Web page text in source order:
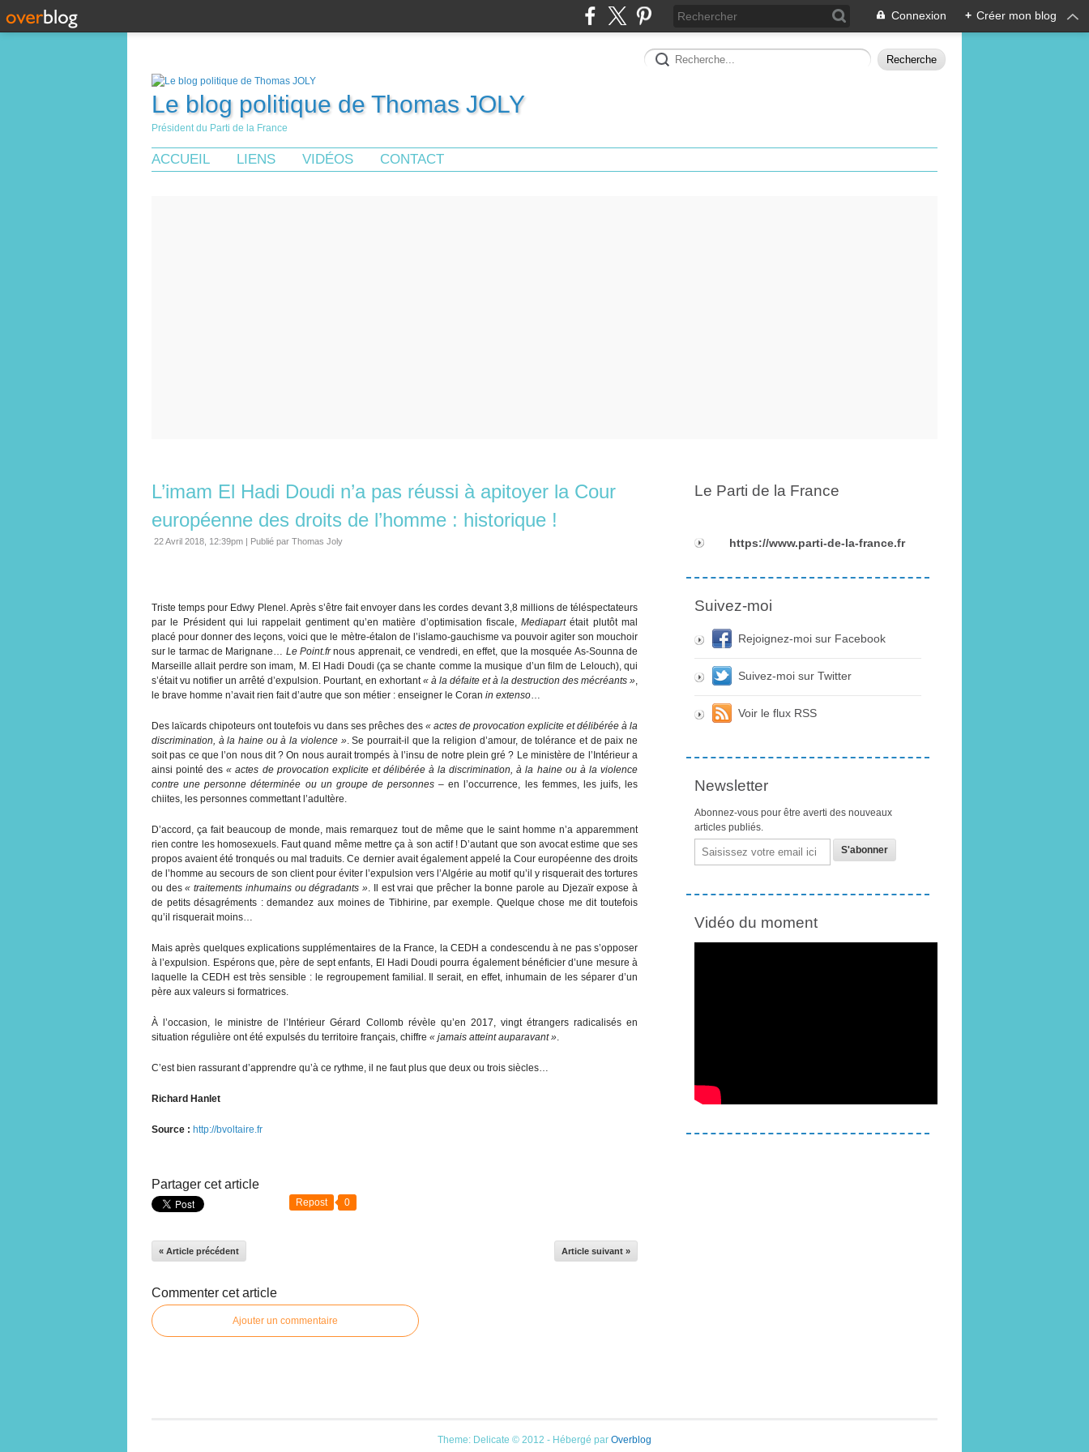
Connexion + Créer mon blog
Le blog politique de Thomas JOLY
Président du Parti de la France
ACCUEIL LIENS VIDÉOS CONTACT
L’imam El Hadi Doudi n’a pas réussi à apitoyer la Cour
européenne des droits de l’homme : historique !
22 Avril 2018, 12:39pm | Publié par Thomas Joly
Triste temps pour Edwy Plenel. Après s’être fait envoyer dans les cordes devant 3,8 millions de téléspectateurs
par le Président qui lui rappelait gentiment qu’en matière d’optimisation fiscale,Mediapartétait plutôt mal
placé pour donner des leçons, voici que le mètre-étalon de l’islamo-gauchisme va pouvoir agiter son mouchoir
sur le tarmac de Marignane… Le Point.frnous apprenait, ce vendredi, en effet, que la mosquée As-Sounna de
Marseille allait perdre son imam, M. El Hadi Doudi (ça se chante comme la musique d’un film de Lelouch), qui
s’était vu notifier un arrêté d’expulsion. Pourtant, en exhortant« à la défaite et à la destruction des mécréants »,
le brave homme n’avait rien fait d’autre que son métier : enseigner le Coran in extenso…
Des laïcards chipoteurs ont toutefois vu dans ses prêches des « actes de provocation explicite et délibérée à la
discrimination, à la haine ou à la violence ». Se pourrait-il que la religion d’amour, de tolérance et de paix ne
soit pas ce que l’on nous dit ? On nous aurait trompés à l’insu de notre plein gré ? Le ministère de l’Intérieur a
ainsi pointé des« actes de provocation explicite et délibérée à la discrimination, à la haine ou à la violence
contre une personne déterminée ou un groupe de personnes – en l’occurrence, les femmes, les juifs, les
chiites, les personnes commettant l’adultère.
D’accord, ça fait beaucoup de monde, mais remarquez tout de même que le saint homme n’a apparemment
rien contre les homosexuels. Faut quand même mettre ça à son actif ! D’autant que son avocat estime que ses
propos avaient été tronqués ou mal traduits. Ce dernier avait également appelé la Cour européenne des droits
de l’homme au secours de son client pour éviter l’expulsion vers l’Algérie au motif qu’il y risquerait des tortures
ou des« traitements inhumains ou dégradants ». Il est vrai que prêcher la bonne parole au Djezaïr expose à
de petits désagréments : demandez aux moines de Tibhirine, par exemple. Quelque chose me dit toutefois
qu’il risquerait moins…
Mais après quelques explications supplémentaires de la France, la CEDH a condescendu à ne pas s’opposer
à l’expulsion. Espérons que, père de sept enfants, El Hadi Doudi pourra également bénéficier d’une mesure à
laquelle la CEDH est très sensible : le regroupement familial. Il serait, en effet, inhumain de les séparer d’un
père aux valeurs si formatrices.
À l’occasion, le ministre de l’Intérieur Gérard Collomb révèle qu’en 2017, vingt étrangers radicalisés en
situation régulière ont été expulsés du territoire français, chiffre « jamais atteint auparavant ».
C’est bien rassurant d’apprendre qu’à ce rythme, il ne faut plus que deux ou trois siècles…
Richard Hanlet
Source : http://bvoltaire.fr
Partager cet article
Repost 0
« Article précédent Article suivant »
Commenter cet article
Ajouter un commentaire
Le Parti de la France
https://www.parti-de-la-france.fr
Suivez-moi
Rejoignez-moi sur Facebook
Suivez-moi sur Twitter
Voir le flux RSS
Newsletter
Abonnez-vous pour être averti des nouveaux
articles publiés.
Email
Vidéo du moment
Theme: Delicate © 2012 - Hébergé par Overblog